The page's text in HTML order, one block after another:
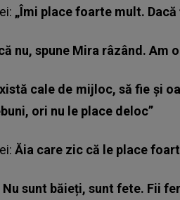
„Îmi place foarte mult.
nu, spune Mira râzând. Am
cale de mijloc, să fie și
ori nu le place deloc”
Ăia care zic că le place
Nu sunt băieți, sunt fete. Fii